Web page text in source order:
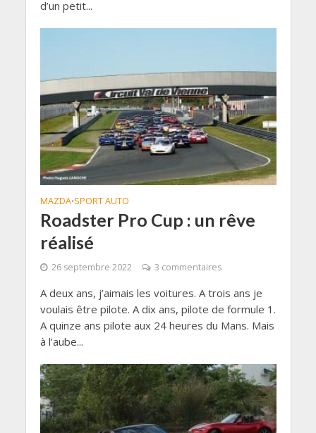
d’un petit...
MAZDA•SPORT AUTO
Roadster Pro Cup : un rêve
réalisé
26 septembre 2022 3 commentaires
A deux ans, j’aimais les voitures. A trois ans je
voulais être pilote. A dix ans, pilote de formule 1.
A quinze ans pilote aux 24 heures du Mans. Mais
à l’aube...